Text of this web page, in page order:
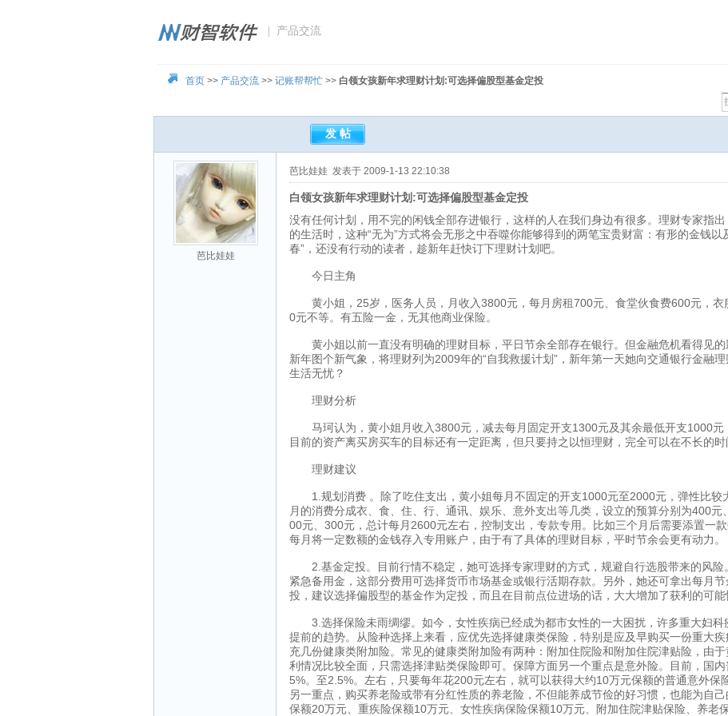
| 产品交流
首页 >> 产品交流 >> 记账帮帮忙 >> 白领女孩新年求理财计划:可选择偏股型基金定投
芭比娃娃
芭比娃娃 发表于 2009-1-13 22:10:38
白领女孩新年求理财计划:可选择偏股型基金定投
没有任何计划，用不完的闲钱全部存进银行，这样的人在我们身边有很多。理财专家指
的生活时，这种“无为”方式将会无形之中吞噬你能够得到的两笔宝贵财富：有形的金钱
春”，还没有行动的读者，趁新年赶快订下理财计划吧。
今日主角
黄小姐，25岁，医务人员，月收入3800元，每月房租700元、食堂伙食费600元，衣
0元不等。有五险一金，无其他商业保险。
黄小姐以前一直没有明确的理财目标，平日节余全部存在银行。但金融危机看得见的
新年图个新气象，将理财列为2009年的“自我救援计划”，新年第一天她向交通银行金融
生活无忧？
理财分析
马珂认为，黄小姐月收入3800元，减去每月固定开支1300元及其余最低开支1000元
目前的资产离买房买车的目标还有一定距离，但只要持之以恒理财，完全可以在不长的时
理财建议
1.规划消费 。除了吃住支出，黄小姐每月不固定的开支1000元至2000元，弹性比较
月的消费分成衣、食、住、行、通讯、娱乐、意外支出等几类，设立的预算分别为400
00元、300元，总计每月2600元左右，控制支出，专款专用。比如三个月后需要添置一
每月将一定数额的金钱存入专用账户，由于有了具体的理财目标，平时节余会更有动力。
2.基金定投。目前行情不稳定，她可选择专家理财的方式，规避自行选股带来的风险
紧急备用金，这部分费用可选择货币市场基金或银行活期存款。另外，她还可拿出每月
投，建议选择偏股型的基金作为定投，而且在目前点位进场的话，大大增加了获利的可能
3.选择保险未雨绸缪。如今，女性疾病已经成为都市女性的一大困扰，许多重大妇科
提前的趋势。从险种选择上来看，应优先选择健康类保险，特别是应及早购买一份重大
充几份健康类附加险。常见的健康类附加险有两种：附加住院险和附加住院津贴险，由
利情况比较全面，只需选择津贴类保险即可。保障方面另一个重点是意外险。目前，国内
5%。至2.5%。左右，只要每年花200元左右，就可以获得大约10万元保额的普通意外保
另一重点，购买养老险或带有分红性质的养老险，不但能养成节俭的好习惯，也能为自
保额20万元、重疾险保额10万元、女性疾病保险保额10万元、附加住院津贴保险、养老